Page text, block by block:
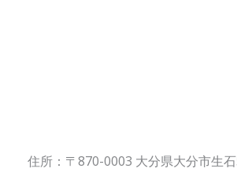
住所：〒870-0003 大分県大分市生